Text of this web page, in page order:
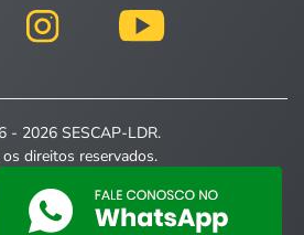
- 2026 SESCAP-LDR.
direitos reservados.